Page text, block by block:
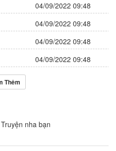
04/09/2022 09:48
04/09/2022 09:48
04/09/2022 09:48
04/09/2022 09:48
Thêm
nha bạn